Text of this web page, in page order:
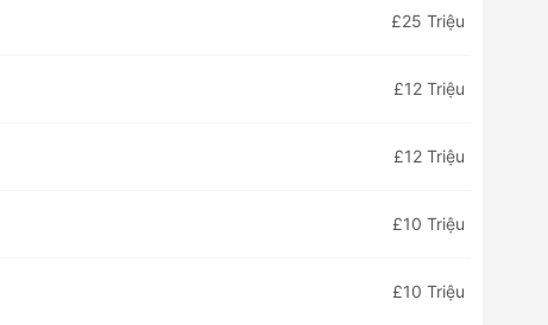
£25 Triệu
£12 Triệu
£12 Triệu
£10 Triệu
£10 Triệu